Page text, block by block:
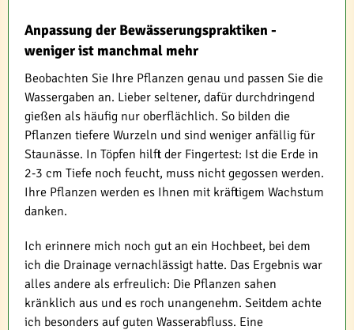
Anpassung der Bewässerungspraktiken -
weniger ist manchmal mehr
Beobachten Sie Ihre Pflanzen genau und passen Sie die
Wassergaben an. Lieber seltener, dafür durchdringend
gießen als häufig nur oberflächlich. So bilden die
Pflanzen tiefere Wurzeln und sind weniger anfällig für
Staunässe. In Töpfen hilft der Fingertest: Ist die Erde in
2-3 cm Tiefe noch feucht, muss nicht gegossen werden.
Ihre Pflanzen werden es Ihnen mit kräftigem Wachstum
danken.
Ich erinnere mich noch gut an ein Hochbeet, bei dem
ich die Drainage vernachlässigt hatte. Das Ergebnis war
alles andere als erfreulich: Die Pflanzen sahen
kränklich aus und es roch unangenehm. Seitdem achte
ich besonders auf guten Wasserabfluss. Eine